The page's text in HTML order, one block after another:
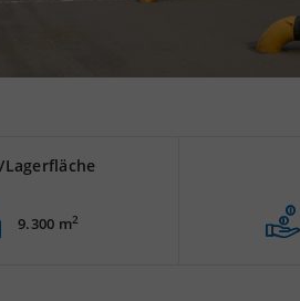
Lagerfläche
9.300 m2